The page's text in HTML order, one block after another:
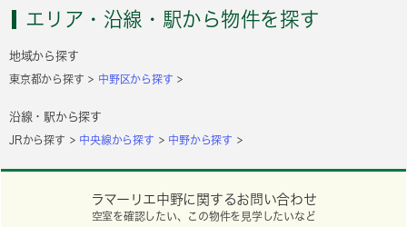
エリア・沿線・駅から物件を探す
地域から探す
東京都から探す 中野区から探す
沿線・駅から探す
JRから探す 中央線から探す 中野から探す
ラマーリエ中野に関するお問い合わせ
空室を確認したい、この物件を見学したいなど